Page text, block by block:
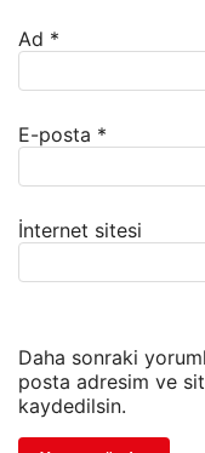
Ad *
E-posta *
İnternet sitesi
Daha sonraki
posta adresim ve
kaydedilsin.